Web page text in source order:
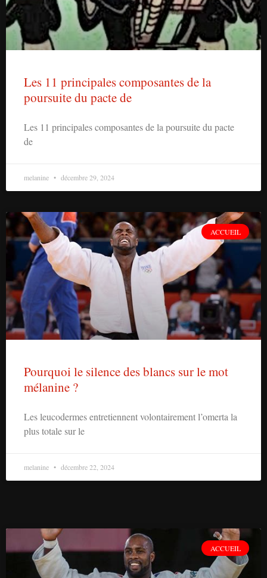
Les 11 principales composantes de la
poursuite du pacte de
Les 11 principales composantes de la poursuite du pacte
de
melanine décembre 29, 2024
ACCUEIL
Pourquoi le silence des blancs sur le mot
mélanine ?
Les leucodermes entretiennent volontairement l’omerta la
plus totale sur le
melanine décembre 22, 2024
ACCUEIL